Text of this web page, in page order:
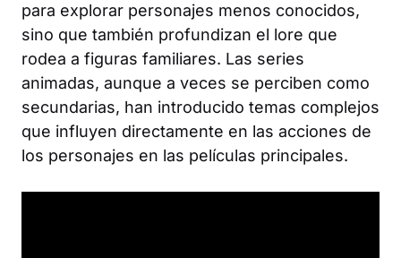
para explorar personajes menos conocidos,
sino que también profundizan el lore que
rodea a figuras familiares. Las series
animadas, aunque a veces se perciben como
secundarias, han introducido temas complejos
que influyen directamente en las acciones de
los personajes en las películas principales.